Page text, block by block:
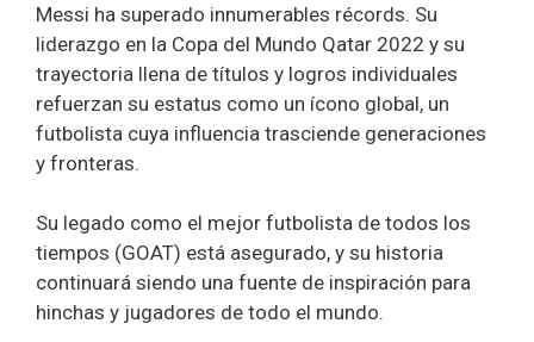
Messi ha superado innumerables récords. Su
liderazgo en la Copa del Mundo Qatar 2022 y su
trayectoria llena de títulos y logros individuales
refuerzan su estatus como un ícono global, un
futbolista cuya influencia trasciende generaciones
y fronteras.
Su legado como el mejor futbolista de todos los
tiempos (GOAT) está asegurado, y su historia
continuará siendo una fuente de inspiración para
hinchas y jugadores de todo el mundo.